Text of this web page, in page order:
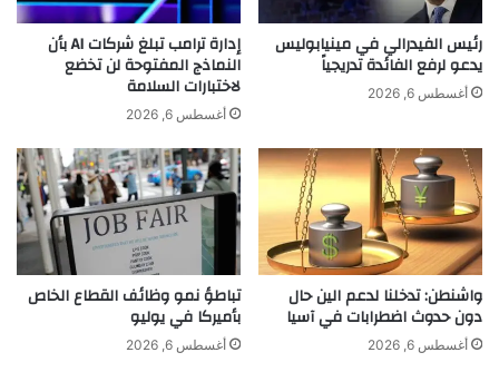
A post shared by 𝒁 𝑬 𝑰 𝑵 𝑨 𝑯 𝑨 𝑳 𝑨 𝑩 𝑰 (@zeinahalabiofficial)
ز
ي
ا
ا
ل
إ
ي
ر
د
ا
ت
ث
ة
ف
ن
ا
ت
ل
ي
ب
ي
ا
رئيس الفيدرالي في مينيابوليس
يدعو لرفع الفائدة تدريجياً
أغسطس 6, 2026
إدارة ترامب تبلغ شركات AI بأن
النماذج المفتوحة لن تخضع
لاختبارات السلامة
أغسطس 6, 2026
واشنطن: تدخلنا لدعم الين حال
دون حدوث اضطرابات في آسيا
أغسطس 6, 2026
تباطؤ نمو وظائف القطاع الخاص
بأميركا في يوليو
أغسطس 6, 2026